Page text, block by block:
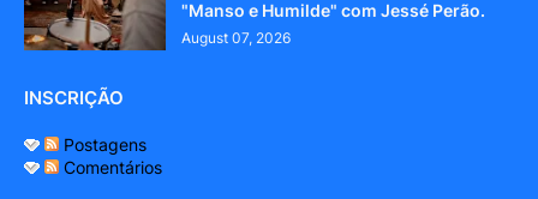
"Manso e Humilde" com Jessé Perão.
August 07, 2026
INSCRIÇÃO
Postagens
Comentários